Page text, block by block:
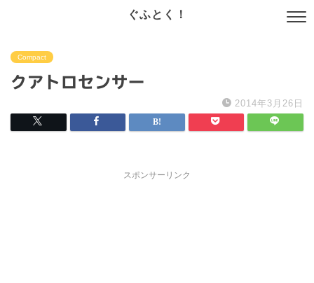
ぐふとく！
Compact
クアトロセンサー
2014年3月26日
スポンサーリンク